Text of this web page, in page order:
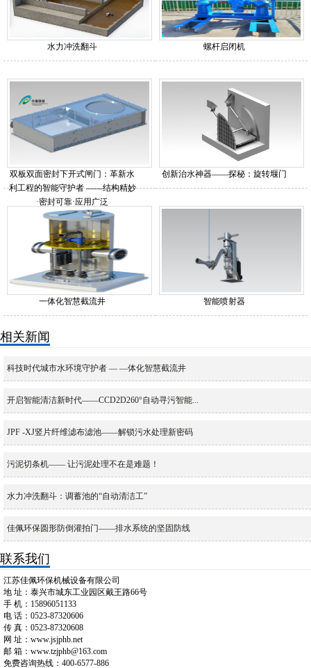
水力冲洗翻斗 螺杆启闭机
双板双面密封下开式闸门：革新水
利工程的智能守护者 ——结构精妙
·密封可靠·应用广泛
创新治水神器——探秘：旋转堰门
一体化智慧截流井 智能喷射器
相关新闻
科技时代城市水环境守护者 — —体化智慧截流井
开启智能清洁新时代——CCD2D260°自动寻污智能...
JPF -XJ竖片纤维滤布滤池——解锁污水处理新密码
污泥切条机—— 让污泥处理不在是难题！
水力冲洗翻斗：调蓄池的“自动清洁工”
佳佩环保圆形防倒灌拍门——排水系统的坚固防线
联系我们
江苏佳佩环保机械设备有限公司
地 址：泰兴市城东工业园区戴王路66号
手 机：15896051133
电 话：0523-87320606
传 真：0523-87320608
网 址：www.jsjphb.net
邮 箱：www.tzjphb@163.com
免费咨询热线：400-6577-886